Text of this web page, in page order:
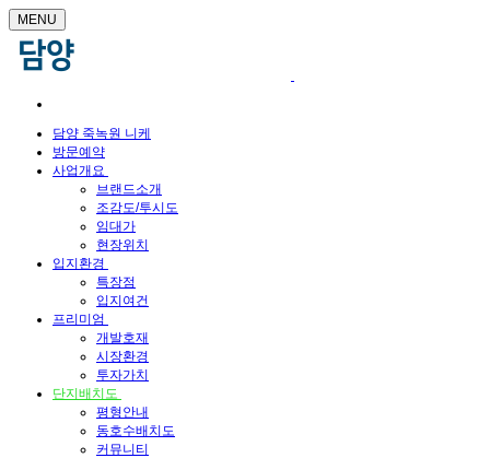
MENU
담양 죽녹원 니케
방문예약
사업개요
브랜드소개
조감도/투시도
임대가
현장위치
입지환경
특장점
입지여건
프리미엄
개발호재
시장환경
투자가치
단지배치도
평형안내
동호수배치도
커뮤니티